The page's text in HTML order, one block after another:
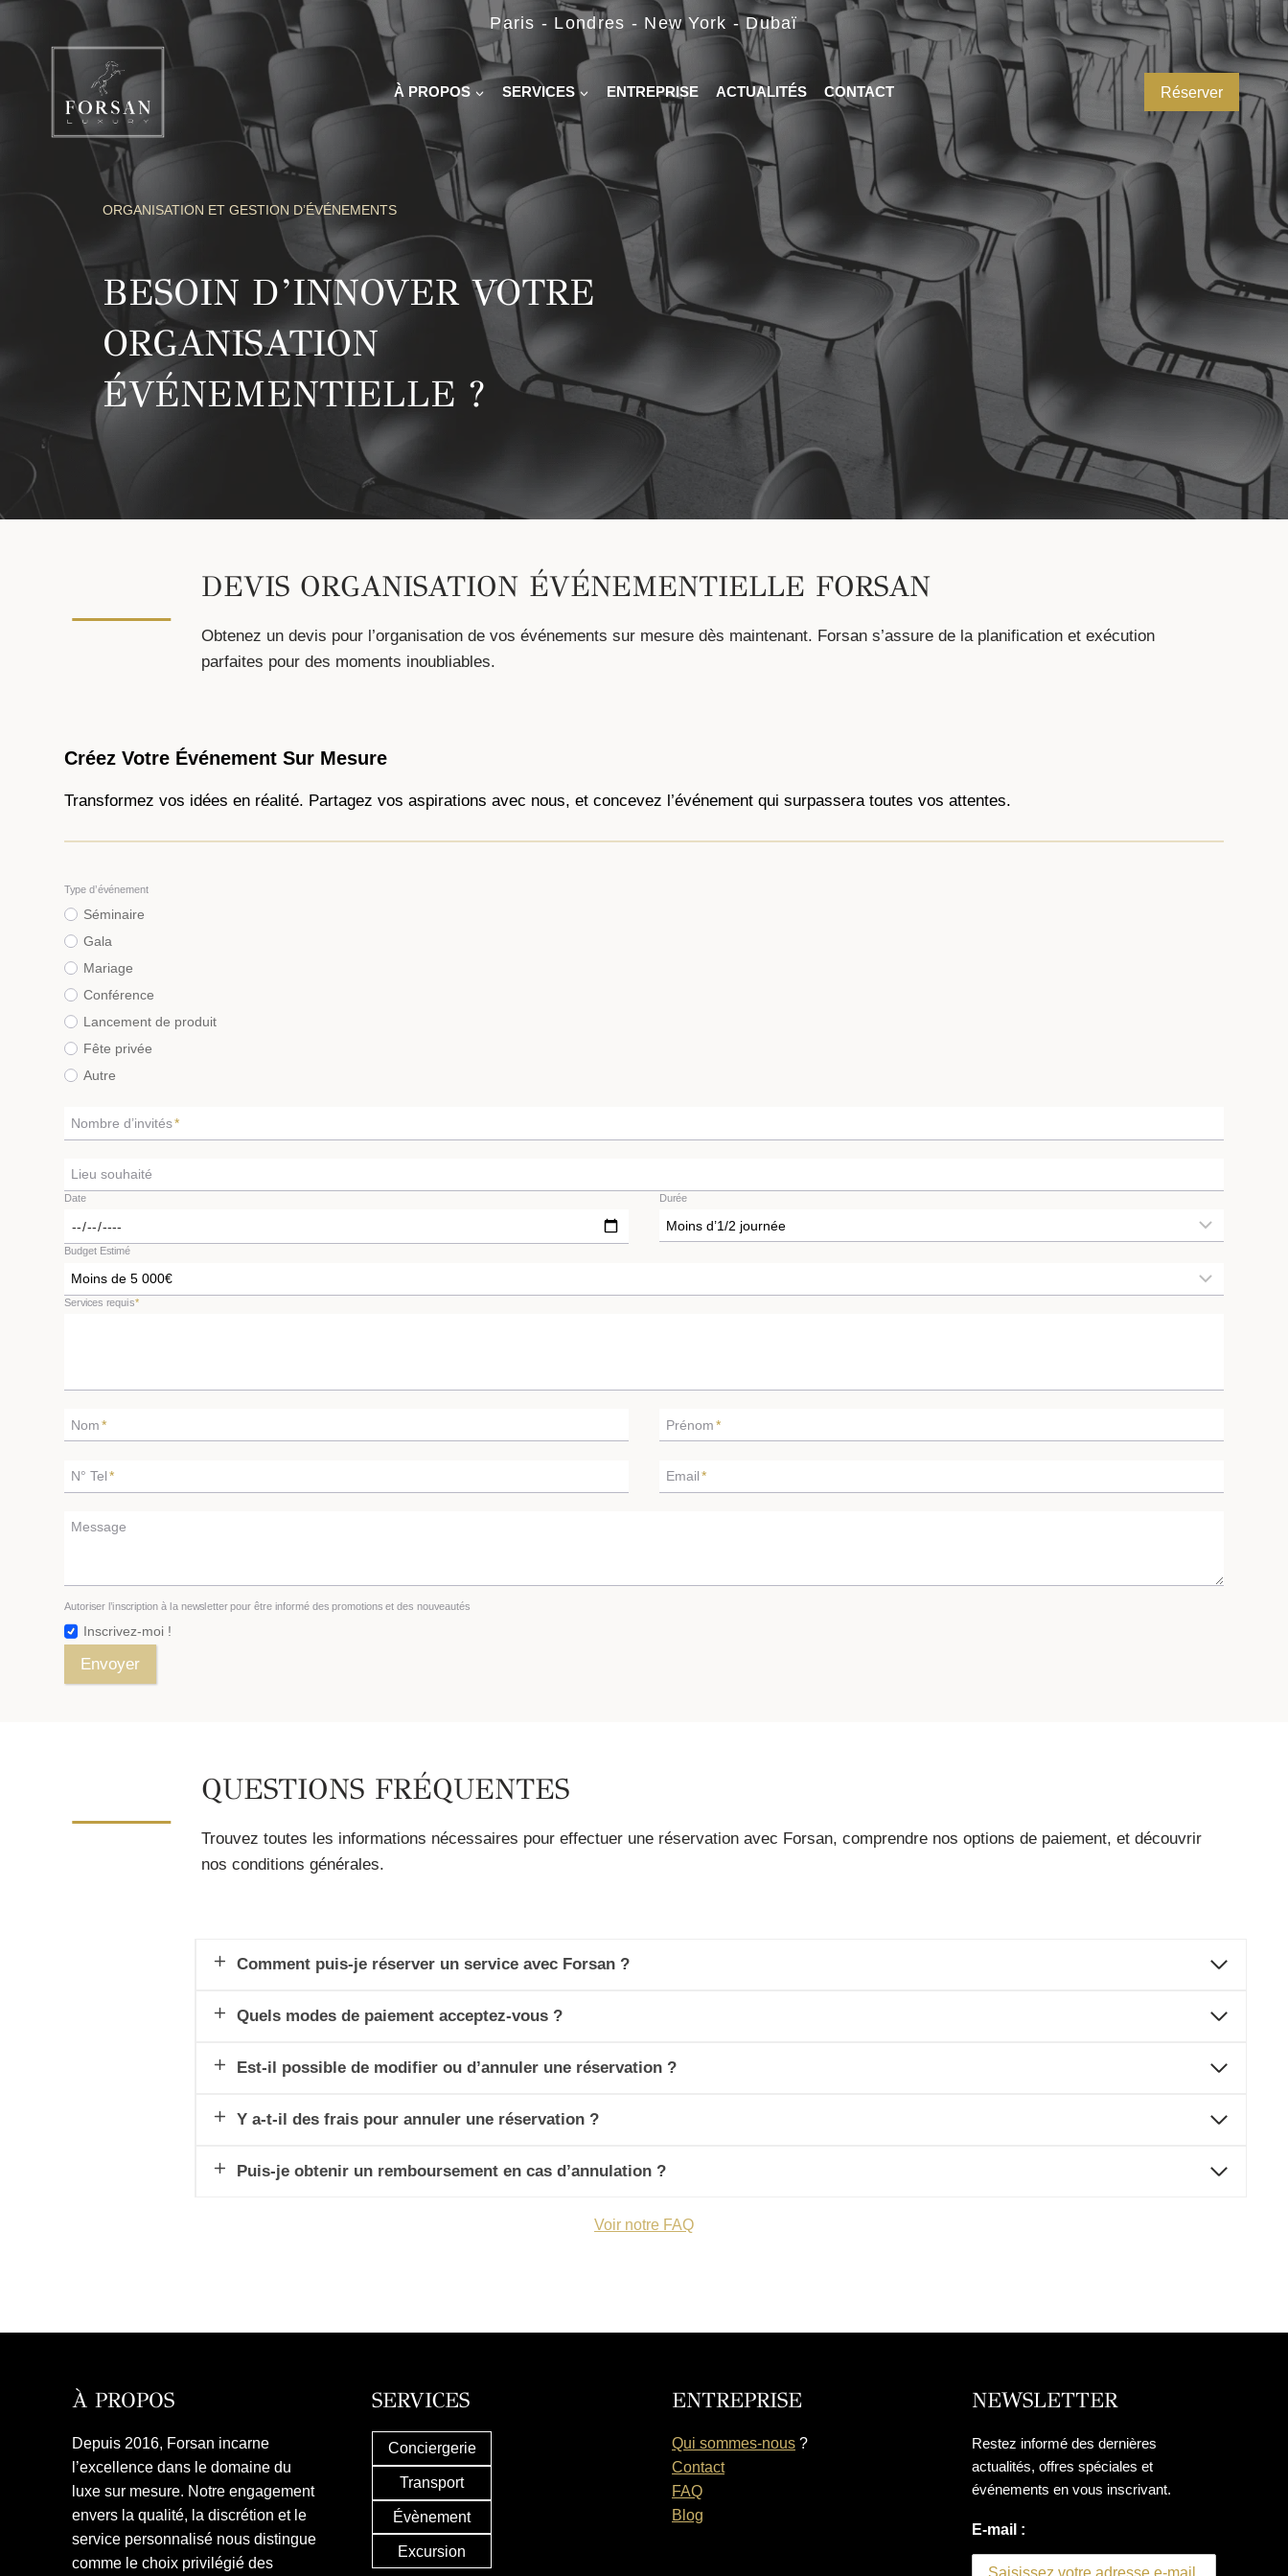
contenu
Paris - Londres - New York - Dubaï
À PROPOS SERVICES ENTREPRISE ACTUALITÉS CONTACT Réserver
ORGANISATION ET GESTION D’ÉVÉNEMENTS
BESOIN D’INNOVER VOTRE
ORGANISATION
ÉVÉNEMENTIELLE ?
DEVIS ORGANISATION ÉVÉNEMENTIELLE FORSAN
Obtenez un devis pour l’organisation de vos événements sur mesure dès maintenant. Forsan s’assure de la planification et exécution
parfaites pour des moments inoubliables.
Créez Votre Événement Sur Mesure
Transformez vos idées en réalité. Partagez vos aspirations avec nous, et concevez l’événement qui surpassera toutes vos attentes.
Type d’événement
Séminaire
Gala
Mariage
Conférence
Lancement de produit
Fête privée
Autre
Nombre d’invités*
Lieu souhaité
Date Durée
Budget Estimé
Services requis*
Nom* Prénom*
N° Tel* Email*
Message
Autoriser l’inscription à la newsletter pour être informé des promotions et des nouveautés
Inscrivez-moi !
Envoyer
QUESTIONS FRÉQUENTES
Trouvez toutes les informations nécessaires pour effectuer une réservation avec Forsan, comprendre nos options de paiement, et découvrir
nos conditions générales.
Comment puis-je réserver un service avec Forsan ?
Quels modes de paiement acceptez-vous ?
Est-il possible de modifier ou d’annuler une réservation ?
Y a-t-il des frais pour annuler une réservation ?
Puis-je obtenir un remboursement en cas d’annulation ?
Voir notre FAQ
À PROPOS
Depuis 2016, Forsan incarne
l’excellence dans le domaine du
luxe sur mesure. Notre engagement
envers la qualité, la discrétion et le
service personnalisé nous distingue
comme le choix privilégié des
SERVICES
Conciergerie
Transport
Évènement
Excursion
ENTREPRISE
Qui sommes-nous ?
Contact
FAQ
Blog
NEWSLETTER
Restez informé des dernières
actualités, offres spéciales et
événements en vous inscrivant.
E-mail :